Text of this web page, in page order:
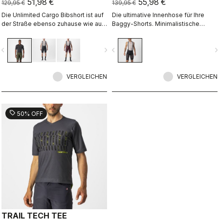
129,95 € 51,98 €
Die Unlimited Cargo Bibshort ist auf
der Straße ebenso zuhause wie auf
setzt Sie Ihnen keine Grenzen,
sondern ist bereit fürs nächste
Abenteuer.
navigate_next
VERGLEICHEN
139,95 € 55,98 €
Die ultimative Innenhose für Ihre
Baggy-Shorts. Minimalistische
überragend komfortablen, nahtlos
gefertigten Progetto X2 Air
Seamless-Sitzpolster, maximaler
navigate_before
VERGLEICHEN
sell 50% OFF
TRAIL TECH TEE